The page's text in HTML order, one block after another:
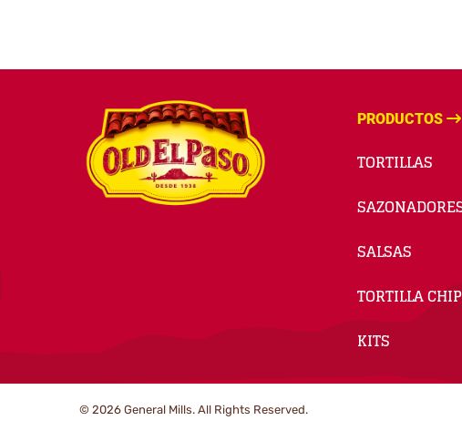
PRODUCTOS
TORTILLAS
SALSAS
TORTILLA
KITS
© 2026 General Mills. All Rights Reserved.